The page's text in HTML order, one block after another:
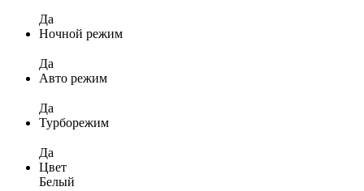
Да
Ночной режим
Да
Авто режим
Да
Турборежим
Да
Цвет
Белый